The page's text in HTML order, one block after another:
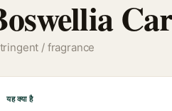
/ fragrance
यह क्या है